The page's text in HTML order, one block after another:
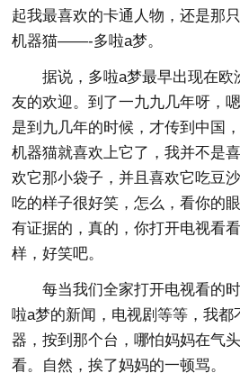
起我最喜欢的卡通人物，还是那
机器猫——-多啦a梦。
据说，多啦a梦最早出现在欧
友的欢迎。到了一九九几年呀，
是到九几年的时候，才传到中国
机器猫就喜欢上它了，我并不是
欢它那小袋子，并且喜欢它吃豆
吃的样子很好笑，怎么，看你的
有证据的，真的，你打开电视看
样，好笑吧。
每当我们全家打开电视看的
啦a梦的新闻，电视剧等等，我都
器，按到那个台，哪怕妈妈在气
看。自然，挨了妈妈的一顿骂。